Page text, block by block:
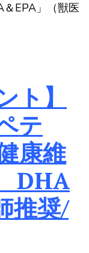
EPA」（獣医
ト】
テ
康維
DHA
推奨/